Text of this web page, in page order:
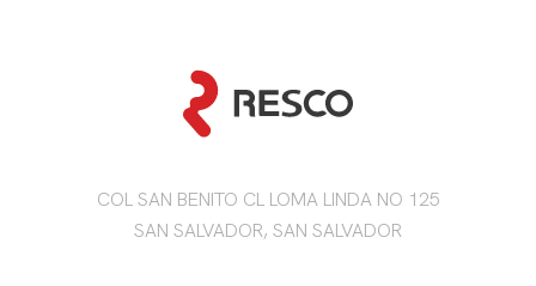
COL SAN BENITO CL LOMA LINDA NO 125
SAN SALVADOR, SAN SALVADOR